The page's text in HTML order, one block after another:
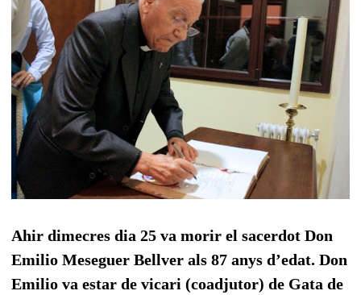
Ahir dimecres dia 25 va morir el sacerdot Don
Emilio Meseguer Bellver als 87 anys d’edat. Don
Emilio va estar de vicari (coadjutor) de Gata de